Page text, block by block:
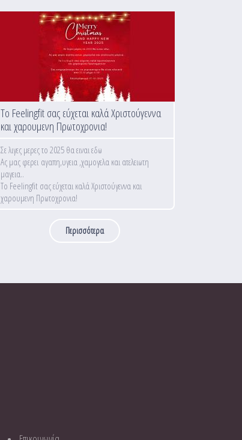
Το Feelingfit σας εύχεται καλά Χριστούγεννα
και χαρουμενη Πρωτοχρονια!
Σε λιγες μερες το 2025 θα ειναι εδω
Ας μας φερει αγαπη,υγεια ,χαμογελα και ατελειωτη
μαγεια..
Το Feelingfit σας εύχεται καλά Χριστούγεννα και
χαρουμενη Πρωτοχρονια!
Περισσότερα